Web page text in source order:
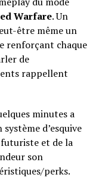
Warfare. Un
être même un
renforçant chaque
de
rappellent
minutes a
d’esquive
et de la
son
perks.